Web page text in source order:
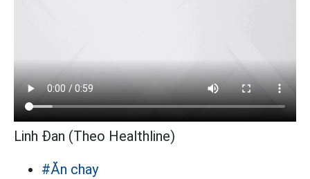
Linh Đan (Theo Healthline)
#Ăn chay